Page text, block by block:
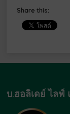
Share this:
บ.ฮอลิเดย์ ไลฟ์